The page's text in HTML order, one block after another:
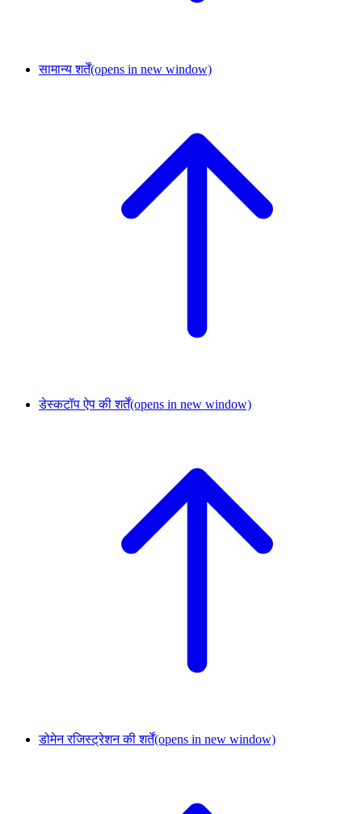
सामान्य शर्तें(opens in new window)
डेस्कटॉप ऐप की शर्तें(opens in new window)
डोमेन रजिस्ट्रेशन की शर्तें(opens in new window)